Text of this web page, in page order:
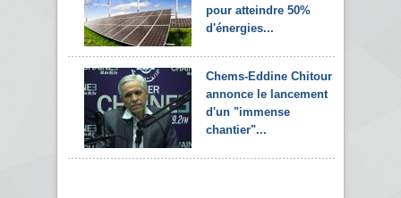
pour atteindre 50%
d'énergies...
Chems-Eddine Chitour
annonce le lancement
d'un "immense
chantier"...